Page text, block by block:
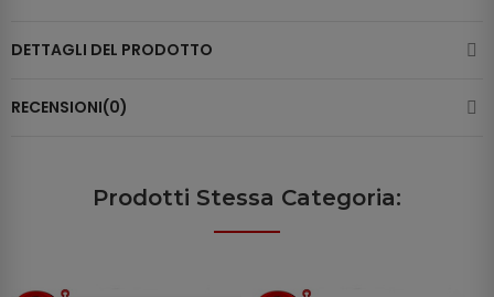
DETTAGLI DEL PRODOTTO
RECENSIONI(0)
Prodotti Stessa Categoria: